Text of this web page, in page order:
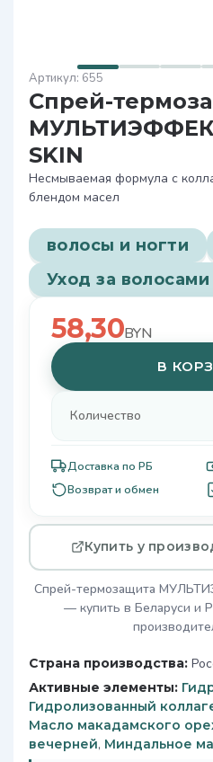
Спрей-
SKIN
Несмываемая формула с
блендом масел
655
Страна производства:
Активные элементы:
Гидролизованный
Масло макадамского
вечерней, Миндальное
волосы и ногти
Уход за волосами
58,30BYN
В
Количество
Доставка по РБ
Возврат и обмен
Купить у
Спрей-термозащита
— купить в Беларуси и